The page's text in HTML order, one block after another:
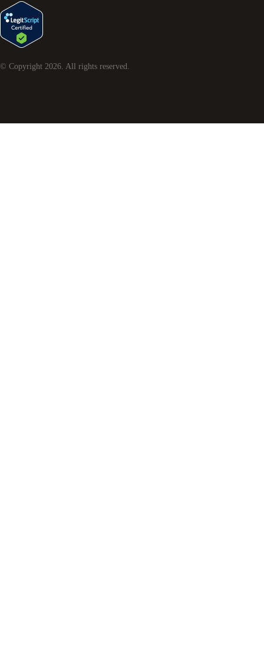
© Copyright 2026. All rights reserved.